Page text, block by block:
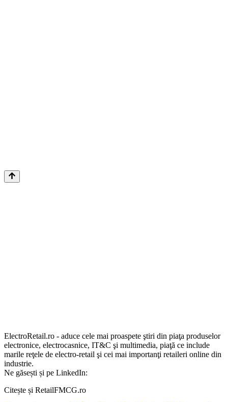
ElectroRetail.ro - aduce cele mai proaspete ştiri din piaţa produselor
electronice, electrocasnice, IT&C şi multimedia, piaţă ce include
marile reţele de electro-retail şi cei mai importanţi retaileri online din
industrie.
Ne găsești și pe LinkedIn:
Citește și RetailFMCG.ro